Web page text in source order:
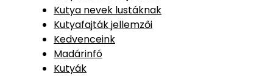
Kutya nevek lustáknak
Kutyafajták jellemzői
Kedvenceink
Madárinfó
Kutyák